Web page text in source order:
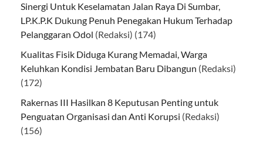
Sinergi Untuk Keselamatan Jalan Raya Di Sumbar,
LP.K.P.K Dukung Penuh Penegakan Hukum Terhadap
Pelanggaran Odol (Redaksi) (174)
Kualitas Fisik Diduga Kurang Memadai, Warga
Keluhkan Kondisi Jembatan Baru Dibangun (Redaksi)
(172)
Rakernas III Hasilkan 8 Keputusan Penting untuk
Penguatan Organisasi dan Anti Korupsi (Redaksi)
(156)